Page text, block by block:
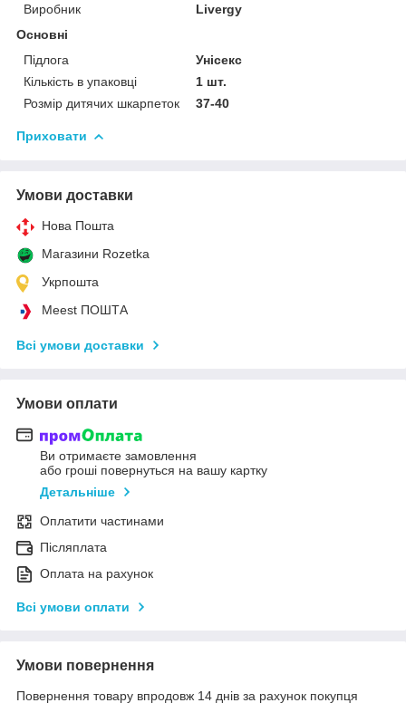
Виробник
Livergy
Основні
Підлога
Унісекс
Кількість в упаковці
1 шт.
Розмір дитячих шкарпеток
37-40
Приховати
Умови доставки
Нова Пошта
Магазини Rozetka
Укрпошта
Meest ПОШТА
Всі умови доставки
Умови оплати
Ви отримаєте замовлення
або гроші повернуться на вашу картку
Детальніше
Оплатити частинами
Післяплата
Оплата на рахунок
Всі умови оплати
Умови повернення
Повернення товару впродовж 14 днів за рахунок покупця